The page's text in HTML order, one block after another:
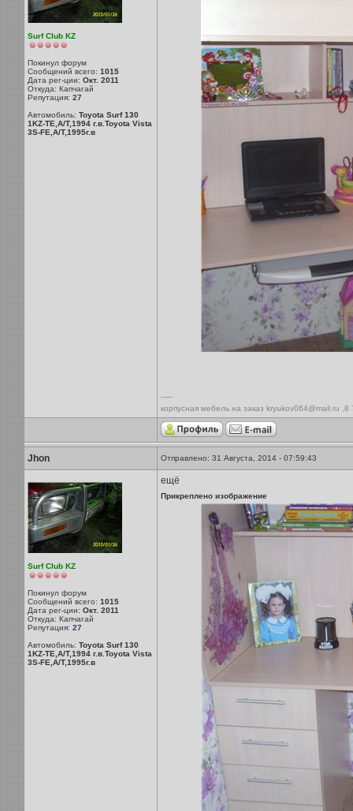
Surf Club KZ
Покинул форум
Сообщений всего: 1015
Дата рег-ции: Окт. 2011
Откуда: Капчагай
Репутация: 27
Автомобиль: Toyota Surf 130
1KZ-TE,A/T,1994 г.в.Toyota Vista
3S-FE,A/T,1995г.в
-----
корпусная мебель на заказ kryukov064@mail.ru
Jhon Отправлено: 31 Августа, 2014 - 07:59:43
Surf Club KZ
Покинул форум
Сообщений всего: 1015
Дата рег-ции: Окт. 2011
Откуда: Капчагай
Репутация: 27
Автомобиль: Toyota Surf 130
1KZ-TE,A/T,1994 г.в.Toyota Vista
3S-FE,A/T,1995г.в
ещё
Прикреплено изображение